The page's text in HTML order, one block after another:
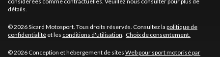
détails.
© 2026 Sicard Motosport. Tous droits réservés. Consultez la politique de
confidentialité et les conditions d'utilisation. Choix de consentement.
© 2026 Conception et hébergement de sites Web pour sport motorisé par